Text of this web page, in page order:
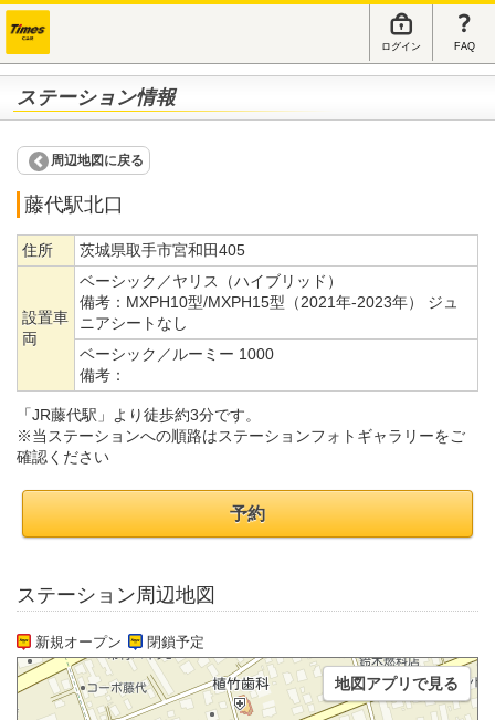
ログイン FAQ
ステーション情報
周辺地図に戻る
藤代駅北口
住所 茨城県取手市宮和田405
設置車
両
ベーシック／ヤリス（ハイブリッド）
備考： MXPH10型/MXPH15型（2021年-2023年） ジュ
ニアシートなし
ベーシック／ルーミー 1000
備考：
「JR藤代駅」より徒歩約3分です。
※当ステーションへの順路はステーションフォトギャラリーをご
確認ください
予約
ステーション周辺地図
新規オープン 閉鎖予定
地図アプリで見る